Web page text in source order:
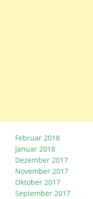
Februar 2018
Januar 2018
Dezember 2017
November 2017
Oktober 2017
September 2017